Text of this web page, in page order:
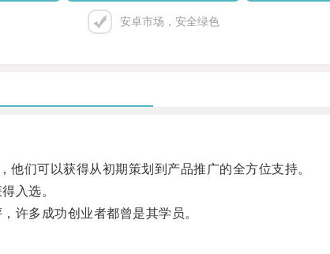
安卓市场，安全绿色
们可以获得从初期策划到产品推广的全方位支持。
入选。
多成功创业者都曾是其学员。